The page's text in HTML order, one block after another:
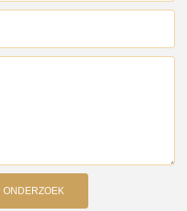
ONDERZOEK